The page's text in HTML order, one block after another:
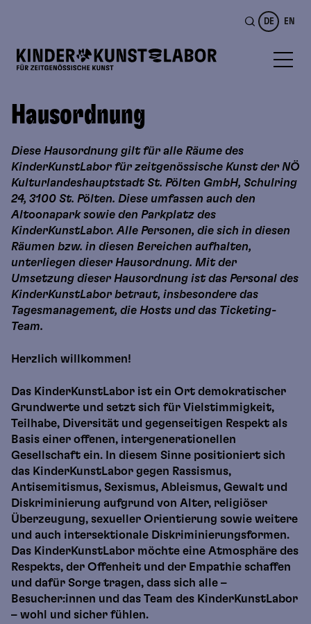
DE EN
Hausordnung
Diese Hausordnung gilt für alle Räume des
KinderKunstLabor für zeitgenössische Kunst der NÖ
Kulturlandeshauptstadt St. Pölten GmbH, Schulring
24, 3100 St. Pölten. Diese umfassen auch den
Altoonapark sowie den Parkplatz des
KinderKunstLabor. Alle Personen, die sich in diesen
Räumen bzw. in diesen Bereichen aufhalten,
unterliegen dieser Hausordnung. Mit der
Umsetzung dieser Hausordnung ist das Personal des
KinderKunstLabor betraut, insbesondere das
Tagesmanagement, die Hosts und das Ticketing-
Team.
Herzlich willkommen!
Das KinderKunstLabor ist ein Ort demokratischer
Grundwerte und setzt sich für Vielstimmigkeit,
Teilhabe, Diversität und gegenseitigen Respekt als
Basis einer offenen, intergenerationellen
Gesellschaft ein. In diesem Sinne positioniert sich
das KinderKunstLabor gegen Rassismus,
Antisemitismus, Sexismus, Ableismus, Gewalt und
Diskriminierung aufgrund von Alter, religiöser
Überzeugung, sexueller Orientierung sowie weitere
und auch intersektionale Diskriminierungsformen.
Das KinderKunstLabor möchte eine Atmosphäre des
Respekts, der Offenheit und der Empathie schaffen
und dafür Sorge tragen, dass sich alle –
Besucher:innen und das Team des KinderKunstLabor
– wohl und sicher fühlen.